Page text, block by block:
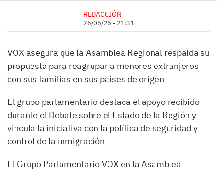
REDACCIÓN
26/06/26 - 21:31
VOX asegura que la Asamblea Regional respalda su
propuesta para reagrupar a menores extranjeros
con sus familias en sus países de origen
El grupo parlamentario destaca el apoyo recibido
durante el Debate sobre el Estado de la Región y
vincula la iniciativa con la política de seguridad y
control de la inmigración
El Grupo Parlamentario VOX en la Asamblea